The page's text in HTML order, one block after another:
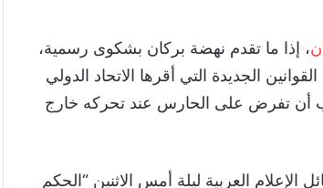
، إذا ما تقدم نهضة بركان بشكوى رسمية،
الجديدة التي أقرها الاتحاد الدولي
أن تفرض على الحارس عند تحركه خارج
العربية ليلة أمس الاثنين “الحكم